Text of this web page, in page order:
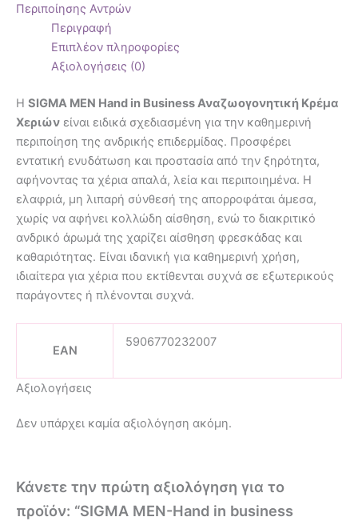
Περιποίησης Αντρών
Περιγραφή
Επιπλέον πληροφορίες
Αξιολογήσεις (0)
Η SIGMA MEN Hand in Business Αναζωογονητική Κρέμα
Χεριών είναι ειδικά σχεδιασμένη για την καθημερινή
περιποίηση της ανδρικής επιδερμίδας. Προσφέρει
εντατική ενυδάτωση και προστασία από την ξηρότητα,
αφήνοντας τα χέρια απαλά, λεία και περιποιημένα. Η
ελαφριά, μη λιπαρή σύνθεσή της απορροφάται άμεσα,
χωρίς να αφήνει κολλώδη αίσθηση, ενώ το διακριτικό
ανδρικό άρωμά της χαρίζει αίσθηση φρεσκάδας και
καθαριότητας. Είναι ιδανική για καθημερινή χρήση,
ιδιαίτερα για χέρια που εκτίθενται συχνά σε εξωτερικούς
παράγοντες ή πλένονται συχνά.
EAN
5906770232007
Αξιολογήσεις
Δεν υπάρχει καμία αξιολόγηση ακόμη.
Κάνετε την πρώτη αξιολόγηση για το
προϊόν: “SIGMA MEN-Hand in business